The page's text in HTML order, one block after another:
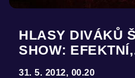
HLASY DIVÁKŮ
SHOW:
31. 5. 2012, 00.20